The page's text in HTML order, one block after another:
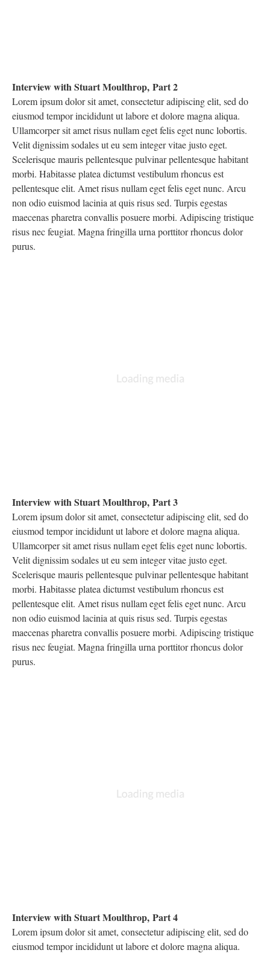
Interview with Stuart Moulthrop, Part 2
Lorem ipsum dolor sit amet, consectetur adipiscing elit, sed do
eiusmod tempor incididunt ut labore et dolore magna aliqua.
Ullamcorper sit amet risus nullam eget felis eget nunc lobortis.
Velit dignissim sodales ut eu sem integer vitae justo eget.
Scelerisque mauris pellentesque pulvinar pellentesque habitant
morbi. Habitasse platea dictumst vestibulum rhoncus est
pellentesque elit. Amet risus nullam eget felis eget nunc. Arcu
non odio euismod lacinia at quis risus sed. Turpis egestas
maecenas pharetra convallis posuere morbi. Adipiscing tristique
risus nec feugiat. Magna fringilla urna porttitor rhoncus dolor
purus.
Interview with Stuart Moulthrop, Part 3
Lorem ipsum dolor sit amet, consectetur adipiscing elit, sed do
eiusmod tempor incididunt ut labore et dolore magna aliqua.
Ullamcorper sit amet risus nullam eget felis eget nunc lobortis.
Velit dignissim sodales ut eu sem integer vitae justo eget.
Scelerisque mauris pellentesque pulvinar pellentesque habitant
morbi. Habitasse platea dictumst vestibulum rhoncus est
pellentesque elit. Amet risus nullam eget felis eget nunc. Arcu
non odio euismod lacinia at quis risus sed. Turpis egestas
maecenas pharetra convallis posuere morbi. Adipiscing tristique
risus nec feugiat. Magna fringilla urna porttitor rhoncus dolor
purus.
Interview with Stuart Moulthrop, Part 4
Lorem ipsum dolor sit amet, consectetur adipiscing elit, sed do
eiusmod tempor incididunt ut labore et dolore magna aliqua.